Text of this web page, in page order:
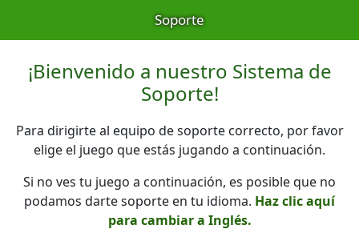
Soporte
¡Bienvenido a nuestro Sistema de
Soporte!
Para dirigirte al equipo de soporte correcto, por favor
elige el juego que estás jugando a continuación.
Si no ves tu juego a continuación, es posible que no
podamos darte soporte en tu idioma. Haz clic aquí
para cambiar a Inglés.